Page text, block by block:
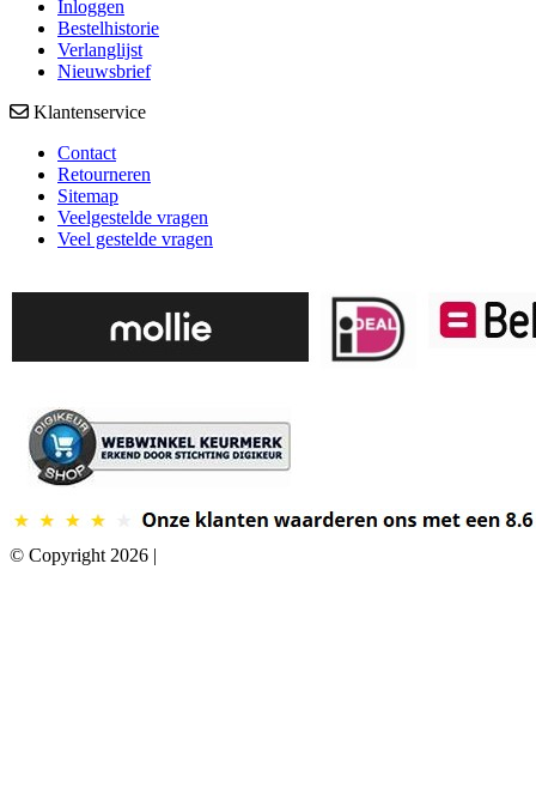
Inloggen
Bestelhistorie
Verlanglijst
Nieuwsbrief
Klantenservice
Contact
Retourneren
Sitemap
Veelgestelde vragen
Veel gestelde vragen
© Copyright 2026 |